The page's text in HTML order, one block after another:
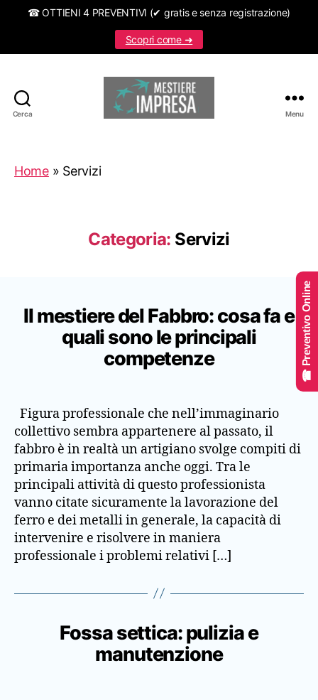
☎ OTTIENI 4 PREVENTIVI (✔ gratis e senza registrazione)
Scopri come ➜
Cerca Menu
Home» Servizi
Categoria: Servizi
Il mestiere del Fabbro: cosa fa e
quali sono le principali
competenze
Figura professionale che nell’immaginario
collettivo sembra appartenere al passato, il
fabbro è in realtà un artigiano svolge compiti di
primaria importanza anche oggi. Tra le
principali attività di questo professionista
vanno citate sicuramente la lavorazione del
ferro e dei metalli in generale, la capacità di
intervenire e risolvere in maniera
professionale i problemi relativi […]
Fossa settica: pulizia e
manutenzione
☎ Preventivo Online